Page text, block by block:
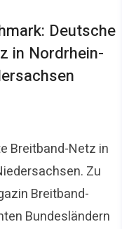
Deutsche
in Nordrhein-
Breitband-Netz in
Zu
Breitband-
Bundesländern